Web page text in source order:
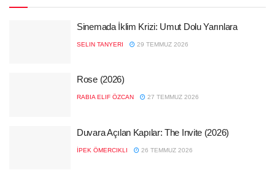
Sinemada İklim Krizi: Umut Dolu Yarınlara
SELIN TANYERI 29 TEMMUZ 2026
Rose (2026)
RABIA ELIF ÖZCAN 27 TEMMUZ 2026
Duvara Açılan Kapılar: The Invite (2026)
İPEK ÖMERCIKLI 26 TEMMUZ 2026